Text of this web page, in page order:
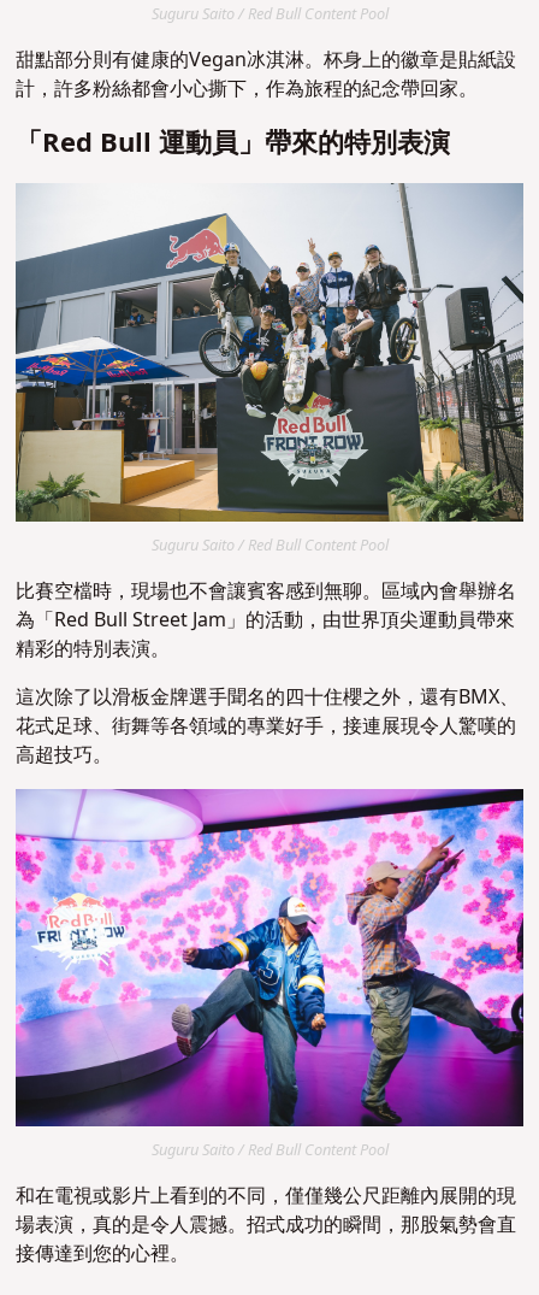
Suguru Saito / Red Bull Content Pool
甜點部分則有健康的Vegan冰淇淋。杯身上的徽章是貼紙設
計，許多粉絲都會小心撕下，作為旅程的紀念帶回家。
「Red Bull 運動員」帶來的特別表演
Suguru Saito / Red Bull Content Pool
比賽空檔時，現場也不會讓賓客感到無聊。區域內會舉辦名
為「Red Bull Street Jam」的活動，由世界頂尖運動員帶來
精彩的特別表演。
這次除了以滑板金牌選手聞名的四十住櫻之外，還有BMX、
花式足球、街舞等各領域的專業好手，接連展現令人驚嘆的
高超技巧。
Suguru Saito / Red Bull Content Pool
和在電視或影片上看到的不同，僅僅幾公尺距離內展開的現
場表演，真的是令人震撼。招式成功的瞬間，那股氣勢會直
接傳達到您的心裡。